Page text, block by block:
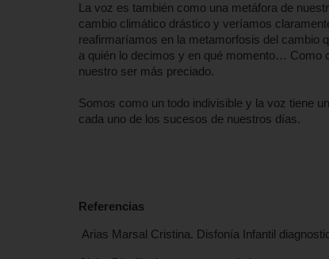
La voz es también como una metáfora de
cambio climático drástico y veríamos
reafirmaríamos en la metamorfosis del cambio
a quién lo decimos y en qué momento… Como
nuestro ser más preciado.
Somos como un todo indivisible y la voz tiene
cada uno de los sucesos de nuestros días.
Referencias
Arias Marsal Cristina. Disfonía Infantil